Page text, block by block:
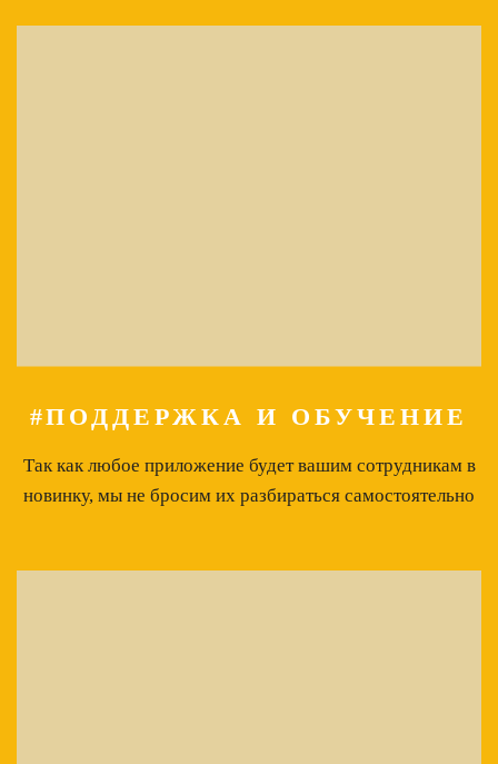
#ПОДДЕРЖКА И ОБУЧЕНИЕ
Так как любое приложение будет вашим сотрудникам в
новинку, мы не бросим их разбираться самостоятельно